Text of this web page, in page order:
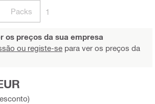
Packs 1
os preços da sua empresa
ou registe-se para ver os preços da